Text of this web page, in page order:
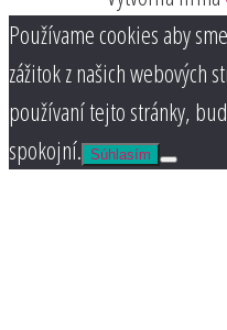
Používame cookies aby
zážitok z našich webových
používaní tejto stránky,
spokojní. Súhlasím